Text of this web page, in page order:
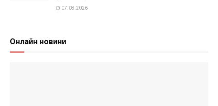
07.08.2026
Онлайн новини